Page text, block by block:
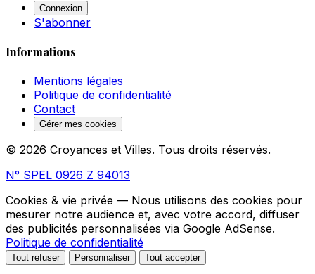
Connexion
S'abonner
Informations
Mentions légales
Politique de confidentialité
Contact
Gérer mes cookies
© 2026 Croyances et Villes. Tous droits réservés.
N° SPEL 0926 Z 94013
Cookies & vie privée — Nous utilisons des cookies pour
mesurer notre audience et, avec votre accord, diffuser
des publicités personnalisées via Google AdSense.
Politique de confidentialité
Tout refuser Personnaliser Tout accepter